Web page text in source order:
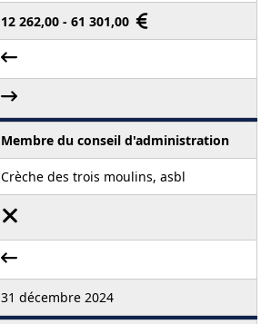
12 262,00 - 61 301,00
Membre du conseil d'administration
Crèche des trois moulins, asbl
31 décembre 2024